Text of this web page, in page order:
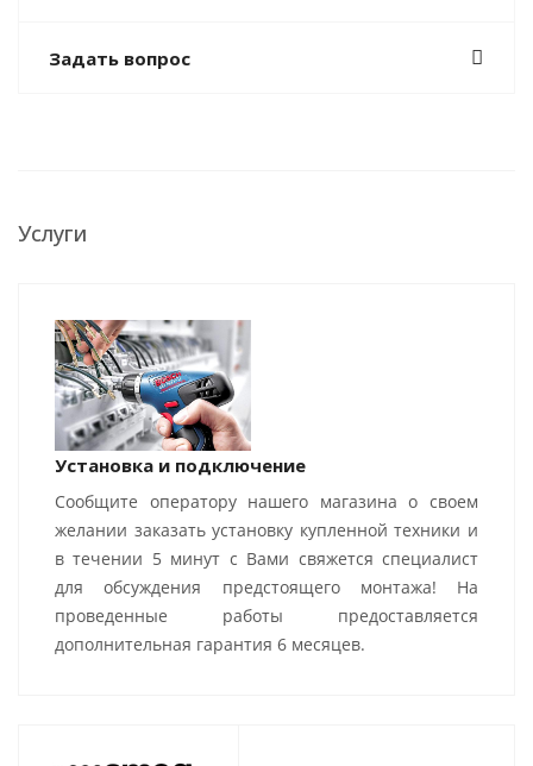
Задать вопрос
Услуги
Установка и подключение
Сообщите оператору нашего магазина о своем
желании заказать установку купленной техники и
в течении 5 минут с Вами свяжется специалист
для обсуждения предстоящего монтажа! На
проведенные работы предоставляется
дополнительная гарантия 6 месяцев.